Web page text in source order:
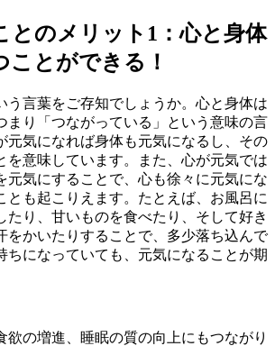
とのメリット1：心と身体
ことができる！
言葉をご存知でしょうか。心と身体は
まり「つながっている」という意味の言
元気になれば身体も元気になるし、その
を意味しています。また、心が元気では
元気にすることで、心も徐々に元気にな
とも起こりえます。たとえば、お風呂に
たり、甘いものを食べたり、そして好き
をかいたりすることで、多少落ち込んで
ちになっていても、元気になることが期
の増進、睡眠の質の向上にもつながり